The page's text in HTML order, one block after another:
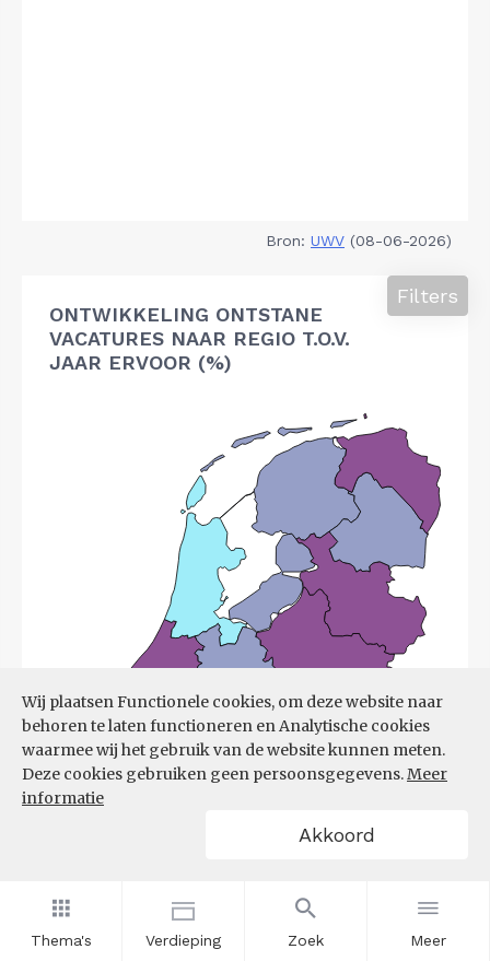
Thema's Verdieping Zoek Meer
Wij plaatsen Functionele cookies, om deze website naar
behoren te laten functioneren en Analytische cookies
waarmee wij het gebruik van de website kunnen meten.
Deze cookies gebruiken geen persoonsgegevens.Meer
informatie
Akkoord
Bron: UWV (08-06-2026)
ONTWIKKELING ONTSTANE
VACATURES NAAR REGIO T.O.V.
JAAR ERVOOR (%)
Filters
Bron:UWV (08-06-2026)